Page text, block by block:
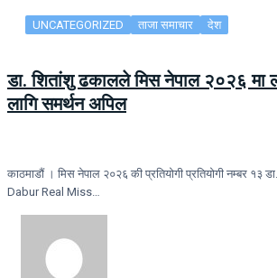
UNCATEGORIZED ताजा समाचार देश
डा. शितांशु ढकालले मिस नेपाल २०२६ मा
लागि समर्थन अपिल
काठमाडौं । मिस नेपाल २०२६ की प्रतियोगी प्रतियोगी नम्बर
Dabur Real Miss…